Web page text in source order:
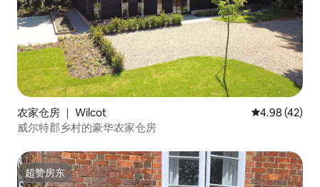
农家仓房 ｜ Wilcot 平均评分
4.98 (42)
威尔特郡乡村的豪华农家仓房
超赞房东
超赞房东